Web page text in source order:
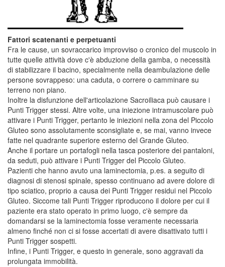
Fattori scatenanti e perpetuanti
Fra le cause, un sovraccarico improvviso o cronico del muscolo in
tutte quelle attività dove c'è abduzione della gamba, o necessità
di stabilizzare il bacino, specialmente nella deambulazione delle
persone sovrappeso: una caduta, o correre o camminare su
terreno non piano.
Inoltre la disfunzione dell'articolazione Sacroiliaca può causare i
Punti Trigger stessi. Altre volte, una iniezione intramuscolare può
attivare i Punti Trigger, pertanto le iniezioni nella zona del Piccolo
Gluteo sono assolutamente sconsigliate e, se mai, vanno invece
fatte nel quadrante superiore esterno del Grande Gluteo.
Anche il portare un portafogli nella tasca posteriore dei pantaloni,
da seduti, può attivare i Punti Trigger del Piccolo Gluteo.
Pazienti che hanno avuto una laminectomia, p.es. a seguito di
diagnosi di stenosi spinale, spesso continuano ad avere dolore di
tipo sciatico, proprio a causa dei Punti Trigger residui nel Piccolo
Gluteo. Siccome tali Punti Trigger riproducono il dolore per cui il
paziente era stato operato in primo luogo, c'è sempre da
domandarsi se la laminectomia fosse veramente necessaria
almeno finché non ci si fosse accertati di avere disattivato tutti i
Punti Trigger sospetti.
Infine, i Punti Trigger, e questo in generale, sono aggravati da
prolungata immobilità.